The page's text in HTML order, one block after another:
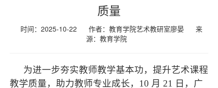
质量
时间：2025-10-22 作者：教育学院艺术教研室廖晏
来
源： 教育学院
为进一步夯实教师教学基本功，提升艺术课程
教学质量，助力教师专业成长，10 月 21 日，广